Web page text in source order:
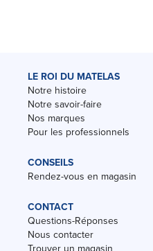
LE ROI DU MATELAS
Notre histoire
Notre savoir-faire
Nos marques
Pour les professionnels
CONSEILS
Rendez-vous en magasin
CONTACT
Questions-Réponses
Nous contacter